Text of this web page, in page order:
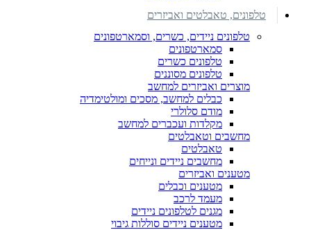
טלפונים, טאבלטים ואביזרים
טלפונים ניידים, כשרים, וסמארטפונים
סמארטפונים
טלפונים כשרים
טלפונים מסוננים
מוצרים ואביזרים למחשב
כבלים למחשב, מסכים ומולטימדיה
מודם סלולרי
מקלדות ועכברים למחשב
מחשבים וטאבלטים
טאבלטים
מחשבים ניידים ונייחים
מטענים ואביזרים
מטענים וכבלים
מעמד לרכב
מגנים לטלפונים ניידים
מטענים ניידים סוללות גיבוי